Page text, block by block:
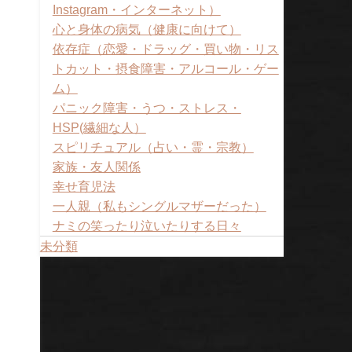
Instagram・インターネット）
心と身体の病気（健康に向けて）
依存症（恋愛・ドラッグ・買い物・リス
トカット・摂食障害・アルコール・ゲー
ム）
パニック障害・うつ・ストレス・
HSP(繊細な人）
スピリチュアル（占い・霊・宗教）
家族・友人関係
幸せ育児法
一人親（私もシングルマザーだった）
ナミの笑ったり泣いたりする日々
未分類